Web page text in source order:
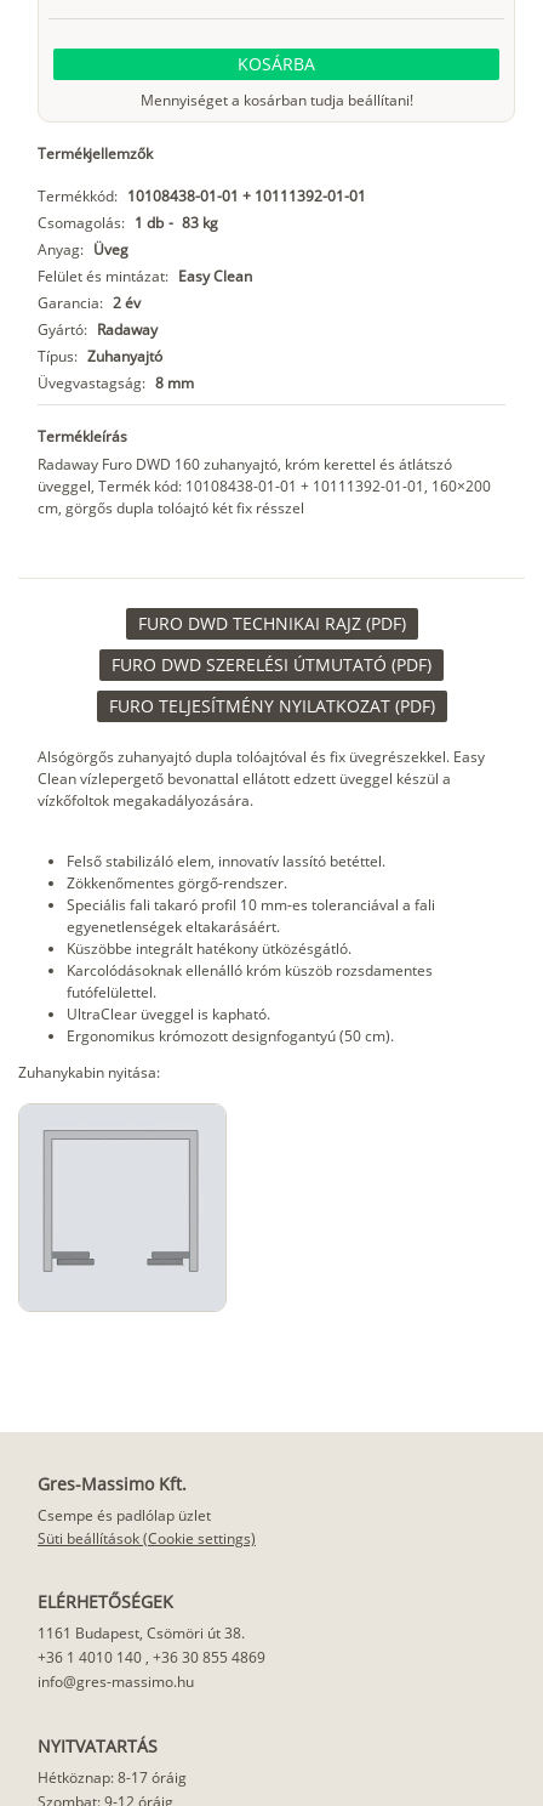
KOSÁRBA
Mennyiséget a kosárban tudja beállítani!
Termékjellemzők
Termékkód: 10108438-01-01 + 10111392-01-01
Csomagolás: 1 db - 83 kg
Anyag: Üveg
Felület és mintázat: Easy Clean
Garancia: 2 év
Gyártó: Radaway
Típus: Zuhanyajtó
Üvegvastagság: 8 mm
Termékleírás
Radaway Furo DWD 160 zuhanyajtó, króm kerettel és átlátszó
üveggel, Termék kód: 10108438-01-01 + 10111392-01-01, 160×200
cm, görgős dupla tolóajtó két fix résszel
FURO DWD TECHNIKAI RAJZ (PDF)
FURO DWD SZERELÉSI ÚTMUTATÓ (PDF)
FURO TELJESÍTMÉNY NYILATKOZAT (PDF)
Alsógörgős zuhanyajtó dupla tolóajtóval és fix üvegrészekkel. Easy
Clean vízlepergető bevonattal ellátott edzett üveggel készül a
vízkőfoltok megakadályozására.
Felső stabilizáló elem, innovatív lassító betéttel.
Zökkenőmentes görgő-rendszer.
Speciális fali takaró profil 10 mm-es toleranciával a fali
egyenetlenségek eltakarásáért.
Küszöbbe integrált hatékony ütközésgátló.
Karcolódásoknak ellenálló króm küszöb rozsdamentes
futófelülettel.
UltraClear üveggel is kapható.
Ergonomikus krómozott designfogantyú (50 cm).
Zuhanykabin nyitása:
Gres-Massimo Kft.
Csempe és padlólap üzlet
Süti beállítások (Cookie settings)
ELÉRHETŐSÉGEK
1161 Budapest, Csömöri út 38.
+36 1 4010 140, +36 30 855 4869
info@gres-massimo.hu
NYITVATARTÁS
Hétköznap: 8-17 óráig